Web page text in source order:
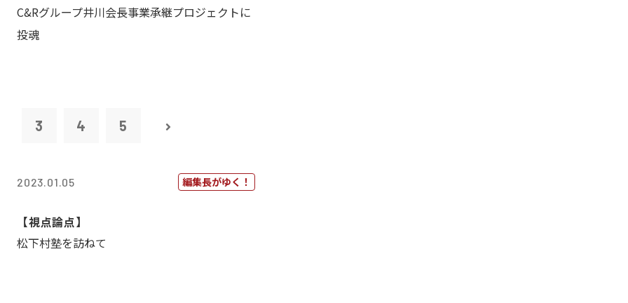
C&Rグループ井川会長事業承継プロジェクトに
投魂
3 4 5
2023.01.05 編集長がゆく！
【視点論点】
松下村塾を訪ねて